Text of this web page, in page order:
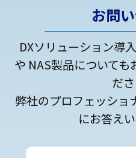
お問
DXソリューション導
や NAS製品についても
ださ
弊社のプロフェッショ
にお答えい